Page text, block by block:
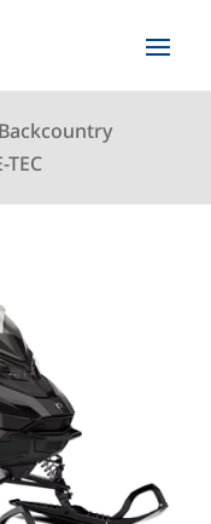
Backcountry